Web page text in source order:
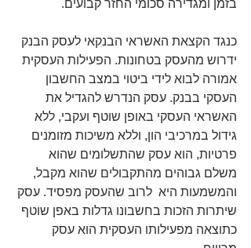
בזמן ומגדירה סכומי החזר קבועים.
כנגד הקצאת האשראי הבנקאי לעסק הבנק
ידרוש מהעסק בטחונות. הפעילות העסקית
אמורה לבוא לידי ביטוי במצב החשבון
העסקי בבנק. עסק הנדרש להגדיל את
האשראי העסקי באופן שוטף ועקבי, ללא
גידול במרכיבי הון, וללא משיכות מזומנים
פרטיות, הוא עסק שהתשלומים שהוא
משלם גבוהים מהתקבולים שהוא מקבל,
והמשמעות היא  לרוב שהעסק מפסיד. עסק
שיתרות הזכות בחשבונו גדלות באפן שוטף
כתוצאה מפעילותו העסקית הוא עסק